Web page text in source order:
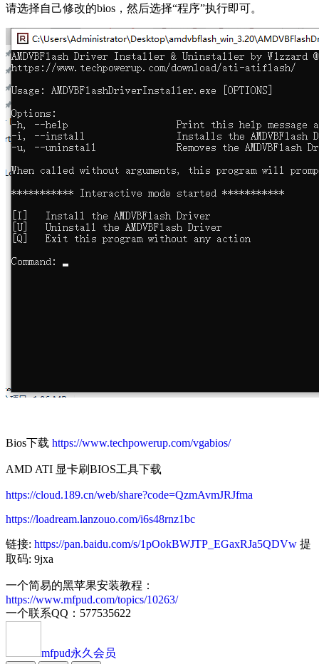
请选择自己修改的bios，然后选择“程序”执行即可。
Bios下载 https://www.techpowerup.com/vgabios/
AMD ATI 显卡刷BIOS工具下载
https://cloud.189.cn/web/share?code=QzmAvmJRJfma
https://loadream.lanzouo.com/i6s48rnz1bc
链接: https://pan.baidu.com/s/1pOokBWJTP_EGaxRJa5QDVw 提
取码: 9jxa
一个简易的黑苹果安装教程：
https://www.mfpud.com/topics/10263/
一个联系QQ：577535622
mfpud永久会员